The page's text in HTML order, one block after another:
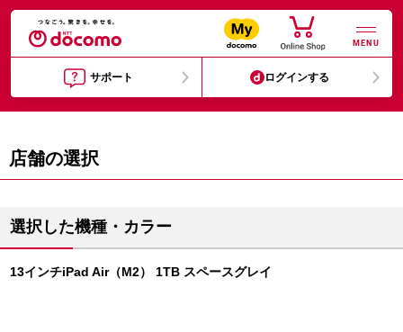
MENU
サポート ログインする
店舗の選択
選択した機種・カラー
13インチiPad Air（M2） 1TB スペースグレイ